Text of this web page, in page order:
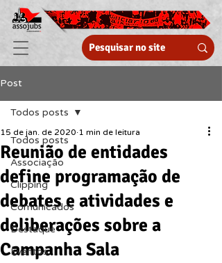
Post
Todos posts
Associação
Clipping
Comunicados
Destaque
Eventos
Todos posts
Reunião de entidades
define programação de
debates e atividades e
deliberações sobre a
Campanha Sala
15 de jan. de 2020 1 min de leitura